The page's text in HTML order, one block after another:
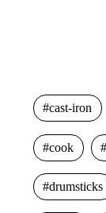
cast-iron
cook
drumsticks